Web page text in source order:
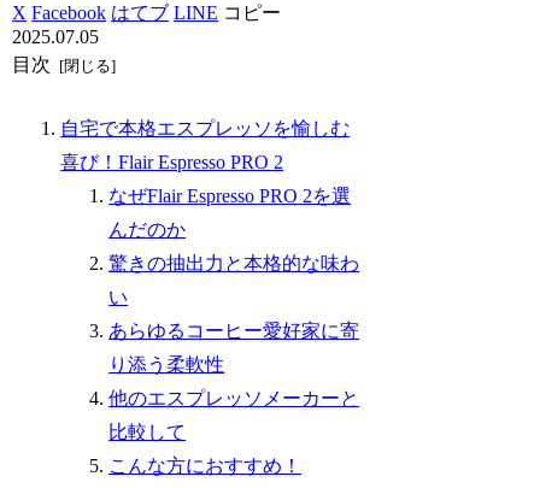
X Facebook はてブ LINE コピー
2025.07.05
目次
自宅で本格エスプレッソを愉しむ
喜び！Flair Espresso PRO 2
なぜFlair Espresso PRO 2を選
んだのか
驚きの抽出力と本格的な味わ
い
あらゆるコーヒー愛好家に寄
り添う柔軟性
他のエスプレッソメーカーと
比較して
こんな方におすすめ！